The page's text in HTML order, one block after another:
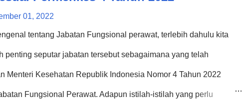
pengkajian keperawatan pasien Kualitas Hasil Kerja :
sesuai Standar Prosedur ...
01, 2022
tentang Jabatan Fungsional perawat, terlebih dahulu kita
penting seputar jabatan tersebut sebagaimana yang telah
Menteri Kesehatan Republik Indonesia Nomor 4 Tahun 2022
Fungsional Perawat. Adapun istilah-istilah yang perlu